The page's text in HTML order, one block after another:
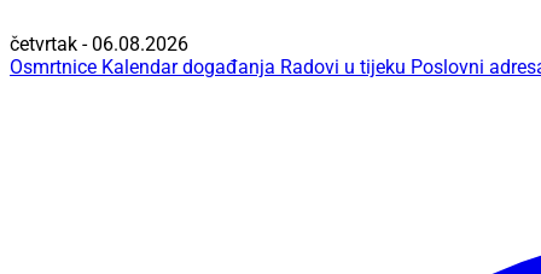
četvrtak - 06.08.2026
Osmrtnice Kalendar događanja Radovi u tijeku Poslovni